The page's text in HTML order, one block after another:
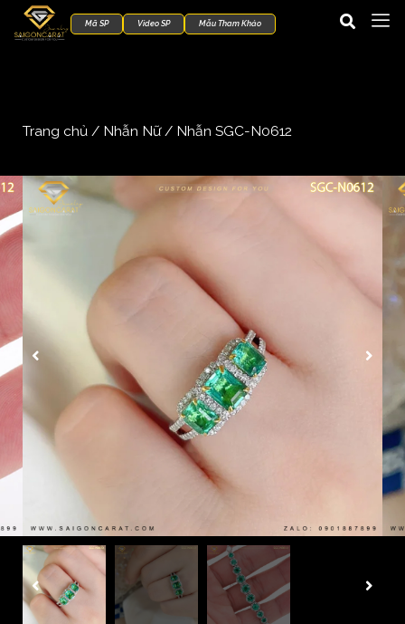
Mã SP Video SP Mẫu Tham Khảo
Trang chủ / Nhẫn Nữ/ Nhẫn SGC-N0612